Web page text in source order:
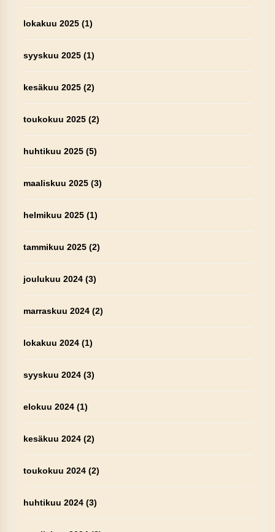
lokakuu 2025(1)
syyskuu 2025(1)
kesäkuu 2025(2)
toukokuu 2025(2)
huhtikuu 2025(5)
maaliskuu 2025(3)
helmikuu 2025(1)
tammikuu 2025(2)
joulukuu 2024(3)
marraskuu 2024(2)
lokakuu 2024(1)
syyskuu 2024(3)
elokuu 2024(1)
kesäkuu 2024(2)
toukokuu 2024(2)
huhtikuu 2024(3)